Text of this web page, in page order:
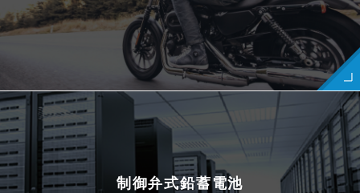
制御弁式鉛蓄電池